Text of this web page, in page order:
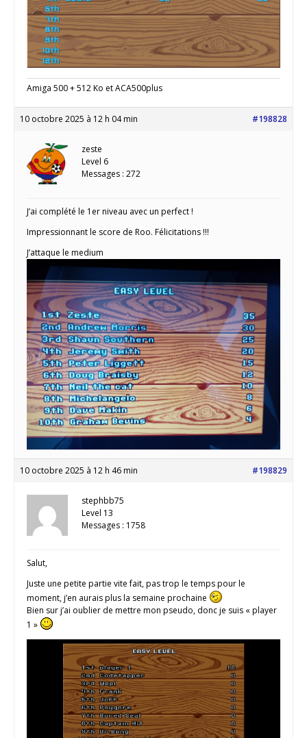
Amiga 500 + 512 Ko et ACA500plus
10 octobre 2025 à 12 h 04 min #198828
zeste
Level 6
Messages : 272
J’ai complété le 1er niveau avec un perfect !
Impressionnant le score de Roo. Félicitations !!!
J’attaque le medium
10 octobre 2025 à 12 h 46 min #198829
stephbb75
Level 13
Messages : 1758
Salut,
Juste une petite partie vite fait, pas trop le temps pour le
moment, j’en aurais plus la semaine prochaine
Bien sur j’ai oublier de mettre mon pseudo, donc je suis « player
1 »